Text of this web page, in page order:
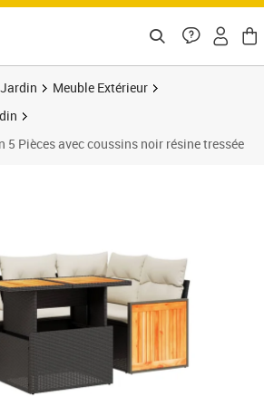
Jardin
Meuble Extérieur
5 Pièces avec coussins noir résine tressée